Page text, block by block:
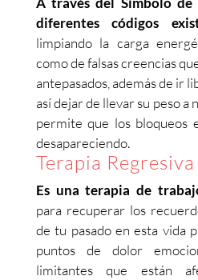
diferentes códigos
limpiando la carga
como de falsas creencias
antepasados, además de ir
así dejar de llevar su peso a
permite que los bloqueos
desapareciendo.
Terapia Regresiva
Es una terapia de
para recuperar los
de tu pasado en esta vida
puntos de dolor
limitantes que están